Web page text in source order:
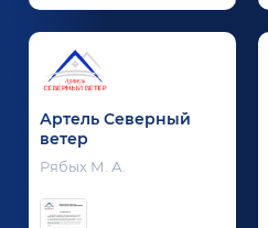
Артель Северный
ветер
Рябых М. А.